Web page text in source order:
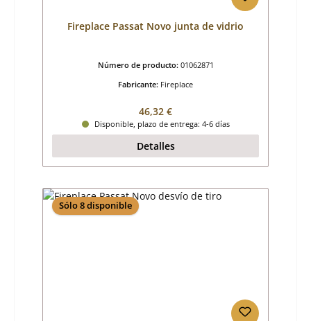
Fireplace Passat Novo junta de vidrio
Número de producto: 01062871
Fabricante: Fireplace
Precio normal:
46,32 €
Disponible, plazo de entrega: 4-6 días
Detalles
Sólo 8 disponible